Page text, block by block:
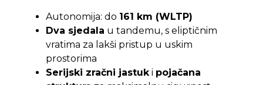
Autonomija: do 161 km (WLTP)
Dva sjedala u tandemu, s eliptičnim
vratima za lakši pristup u uskim
prostorima
Serijski zračni jastuki pojačana